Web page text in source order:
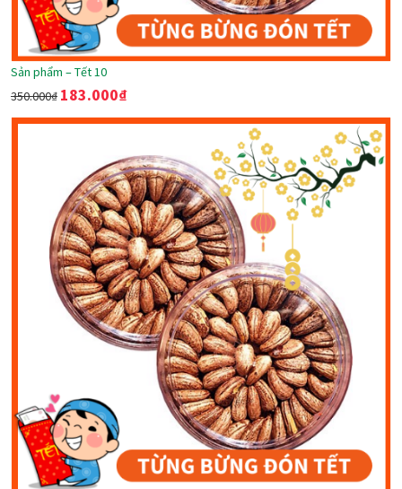
Sản phẩm – Tết 10
350.000₫ 183.000₫